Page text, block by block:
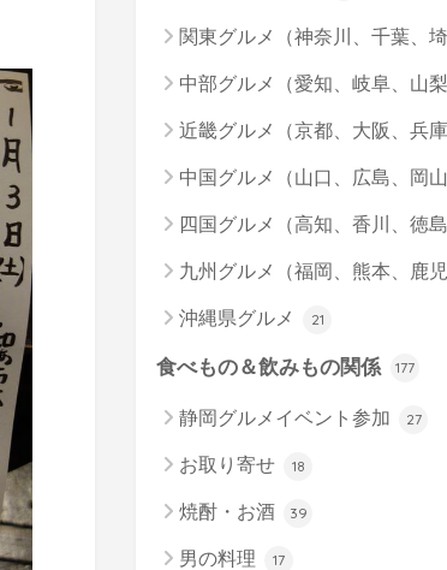
関東グルメ（神奈川、千葉、
中部グルメ（愛知、岐阜、山梨
近畿グルメ（京都、大阪、兵庫
中国グルメ（山口、広島、岡山
四国グルメ（高知、香川、徳島
九州グルメ（福岡、熊本、鹿
沖縄県グルメ 21
食べもの＆飲みもの関係 177
静岡グルメイベント参加 27
お取り寄せ 18
焼酎・お酒 39
男の料理 17